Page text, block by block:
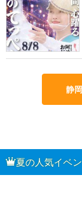
静
夏の人気イベ